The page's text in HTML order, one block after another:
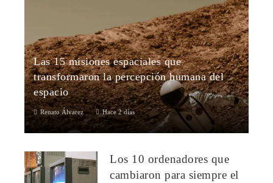
Las 15 misiones espaciales que
transformaron la percepción humana del
espacio
Renato Álvarez Hace 2 días
Las 15 misiones espaciales más importantes de la historiaLa
y la visión que l...
Los 10 ordenadores que
cambiaron para siempre el